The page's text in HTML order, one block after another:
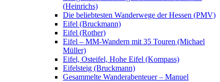
(Heinrichs)
Die beliebtesten Wanderwege der Hessen (PMV)
Eifel (Bruckmann)
Eifel (Rother)
Eifel – MM-Wandern mit 35 Touren (Michael
Müller)
Eifel, Osteifel, Hohe Eifel (Kompass)
Eifelsteig (Bruckmann)
Gesammelte Wanderabenteuer – Manuel